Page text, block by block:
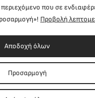
που σε
Προβολή
Προσαρμογή
Αποδοχή όλων